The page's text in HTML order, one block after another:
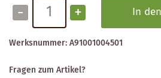
- + In
Werksnummer:A91001004501
Fragen zum Artikel?